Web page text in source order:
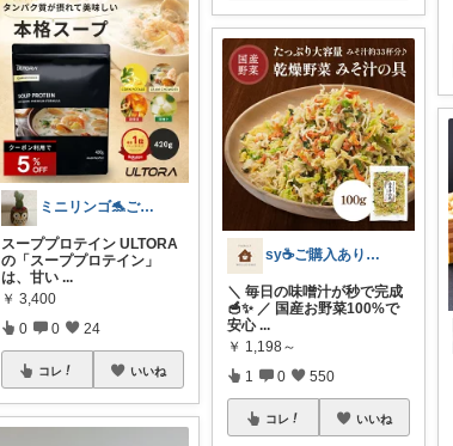
ミニリンゴ🐬ご縁に感謝🌻ありがとう
スーププロテイン ULTORA
の「スーププロテイン」
は、甘い ...
￥ 3,400
0 0 24
コレ いいね
sy☕️ご購入ありがとうございます😌
＼ 毎日の味噌汁が秒で完成
🥣✨ ／ 国産お野菜100%で
安心 ...
￥ 1,198～
1 0 550
コレ いいね